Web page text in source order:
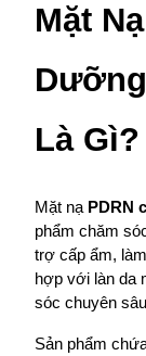
Mặt
Là Gì?
Mặt nạ PDRN
phẩm chăm
trợ cấp ẩm,
hợp với làn da
sóc chuyên
Sản phẩm